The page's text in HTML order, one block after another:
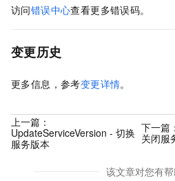
访问错误中心查看更多错误码。
变更历史
更多信息，参考变更详情。
上一篇：
UpdateServiceVersion - 切换
服务版本
下一篇：
关闭服
该文章对您有帮